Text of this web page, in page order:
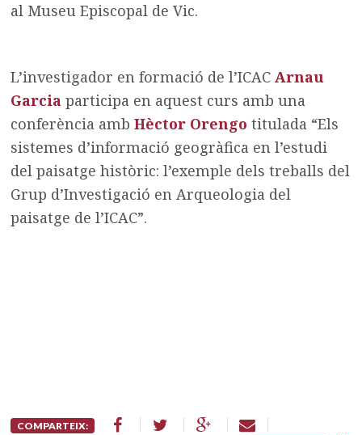
al Museu Episcopal de Vic.
L’investigador en formació de l’ICACArnau
Garcia participa en aquest curs amb una
conferència ambHèctor Orengo titulada “Els
sistemes d’informació geogràfica en l’estudi
del paisatge històric: l’exemple dels treballs del
Grup d’Investigació en Arqueologia del
paisatge de l’ICAC”.
COMPARTEIX: